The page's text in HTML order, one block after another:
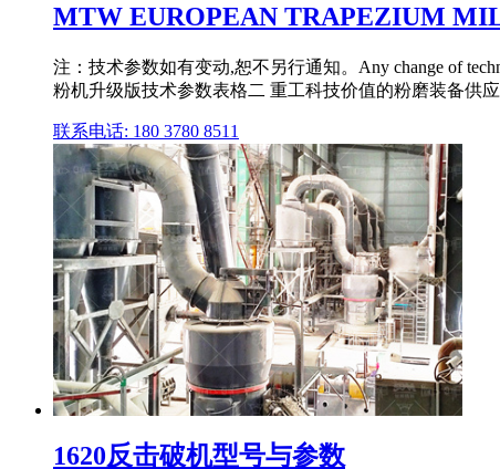
MTW EUROPEAN TRAPEZIUM
注：技术参数如有变动,恕不另行通知。Any change of
粉机升级版技术参数表格二 重工科技价值的粉磨装备供
联系电话: 180 3780 8511
1620反击破机型号与参数